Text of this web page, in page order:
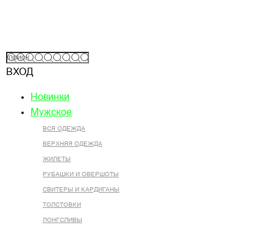
ВХОД
Новинки
Мужское
ВСЯ ОДЕЖДА
ВЕРХНЯЯ ОДЕЖДА
ЖИЛЕТЫ
РУБАШКИ И ОВЕРШОТЫ
СВИТЕРЫ И КАРДИГАНЫ
ТОЛСТОВКИ
ЛОНГСЛИВЫ